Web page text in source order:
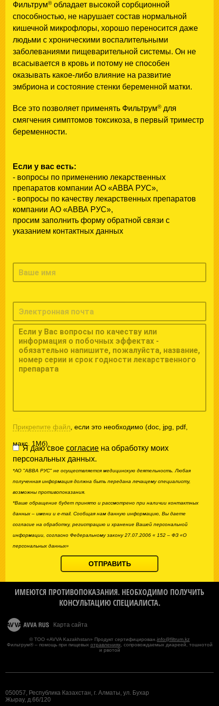
Фильтрум® обладает высокой сорбционной
способностью, не нарушает состав нормальной
кишечной микрофлоры, хорошо переносится даже
людьми с хроническими воспалительными
заболеваниями пищеварительной системы. Он не
всасывается в кровь и потому не способен
оказывать какое-либо влияние на развитие
эмбриона и состояние стенки беременной матки.
Все это позволяет применять Фильтрум® для
смягчения симптомов токсикоза, в первый триместр
беременности.
Если у вас есть:
- вопросы по применению лекарственных
препаратов компании АО «АВВА РУС»,
- вопросы по качеству лекарственных препаратов
компании АО «АВВА РУС»,
просим заполнить форму обратной связи с
указанием контактных данных
Прикрепите файл , если это необходимо (doc, jpg, pdf,
макс. 1Мб).
Я даю своесогласие на обработку моих
персональных данных.
*АО "АВВА РУС" не осуществляется медицинскую деятельность. Любая
полученная информация должна быть передана лечащему специалисту,
возможны противопоказания.
*Ваше обращение будет принято и рассмотрено при наличии контактных
данных – имени и e-mail. Сообщая нам данную информацию, Вы даете
согласие на обработку, регистрацию и хранение Вашей персональной
информации, согласно Федеральному закону 27.07.2006 « 152 – ФЗ «О
персональных данных»
ИМЕЮТСЯ ПРОТИВОПОКАЗАНИЯ. НЕОБХОДИМО ПОЛУЧИТЬ
КОНСУЛЬТАЦИЮ СПЕЦИАЛИСТА.
Карта сайта
© ТОО «AVVA Kazakhstan» Продукт сертифицирован. info@filtrum.kz
Фильтрум® – помощь при пищевых отравлениях, сопровождаемых диареей, тошнотой
и рвотой
050057, Республика Казахстан, г. Алматы, ул. Бухар
Жырау, д.66/120